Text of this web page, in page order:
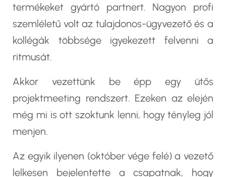
termékeket gyártó partnert. Nagyon profi
szemléletű volt az tulajdonos-ügyvezető és a
kollégák többsége igyekezett felvenni a
ritmusát.
Akkor vezettünk be épp egy ütős
projektmeeting rendszert. Ezeken az elején
még mi is ott szoktunk lenni, hogy tényleg jól
menjen.
Az egyik ilyenen (október vége felé) a vezető
lelkesen bejelentette a csapatnak, hogy